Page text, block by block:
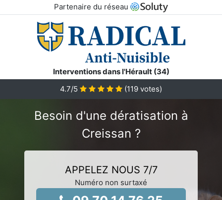
Partenaire du réseau
Interventions dans l'Hérault (34)
4.7/5 (119 votes)
Besoin d'une dératisation à
Creissan ?
APPELEZ NOUS 7/7
Numéro non surtaxé